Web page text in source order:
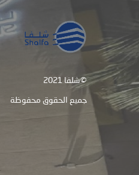
شلفا 2021©
جميع الحقوق محفوظة